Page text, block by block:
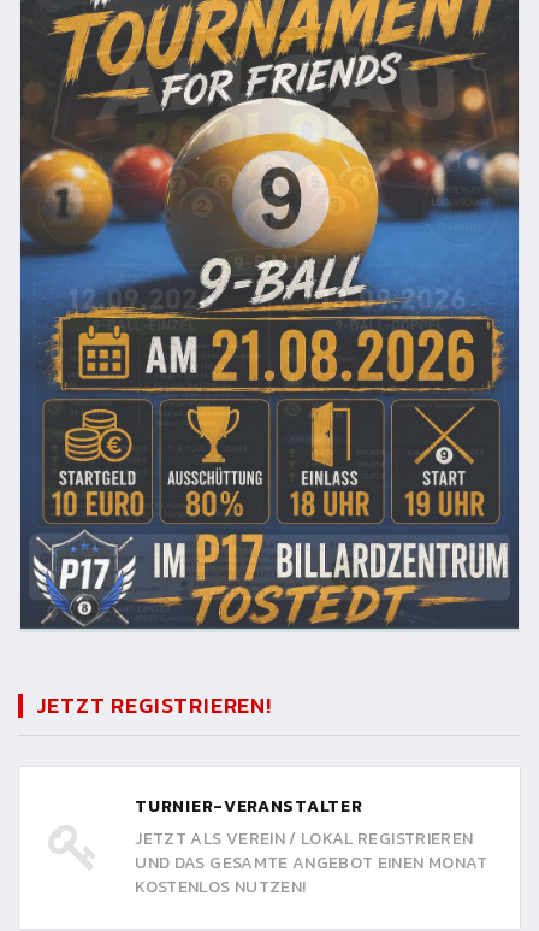
JETZT REGISTRIEREN!
TURNIER-VERANSTALTER
JETZT ALS VEREIN / LOKAL REGISTRIEREN
UND DAS GESAMTE ANGEBOT EINEN MONAT
KOSTENLOS NUTZEN!